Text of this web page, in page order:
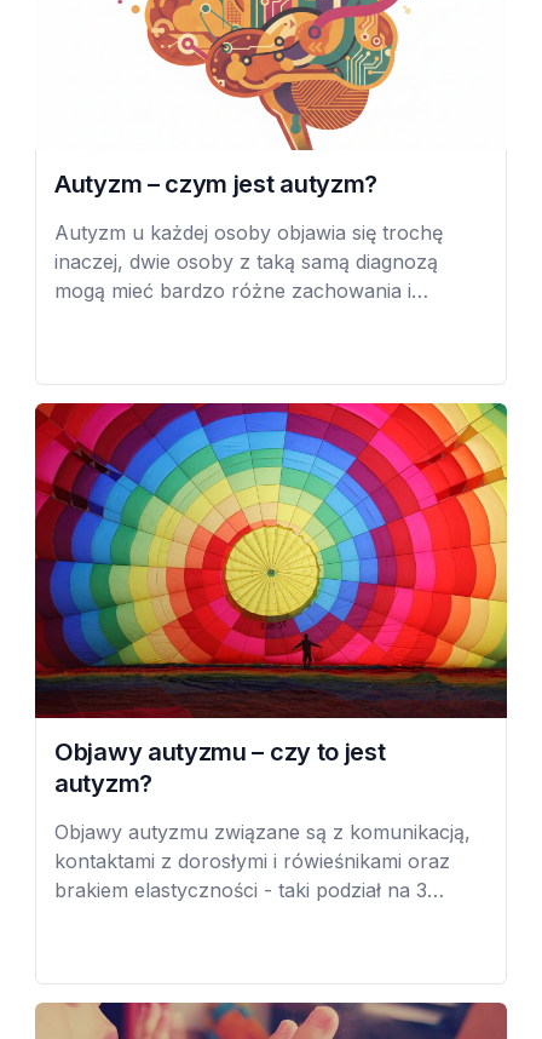
Autyzm – czym jest autyzm?
Autyzm u każdej osoby objawia się trochę
inaczej, dwie osoby z taką samą diagnozą
mogą mieć bardzo różne zachowania i
które bardzo wpływają na wszystkie sfery
życia. Autyzm nie jest chorobą, ale innym
sposobem postrzegania świata i myślenia.
Objawy autyzmu – czy to jest
autyzm?
Objawy autyzmu związane są z komunikacją,
kontaktami z dorosłymi i rówieśnikami oraz
brakiem elastyczności - taki podział na 3
dziecka, które są wskazówkami pokazującymi,
co może niepokoić i skłonić do skonsultowania